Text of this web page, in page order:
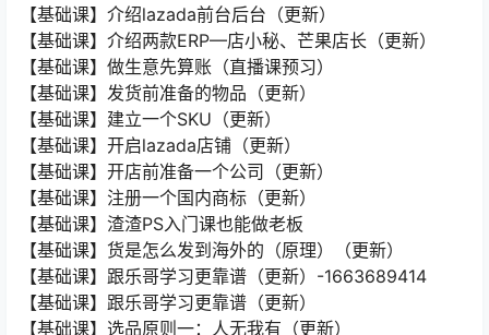
【基础课】介绍lazada前台后台（更新）
【基础课】介绍两款ERP—店小秘、芒果店长（更新）
【基础课】做生意先算账（直播课预习）
【基础课】发货前准备的物品（更新）
【基础课】建立一个SKU（更新）
【基础课】开启lazada店铺（更新）
【基础课】开店前准备一个公司（更新）
【基础课】注册一个国内商标（更新）
【基础课】渣渣PS入门课也能做老板
【基础课】货是怎么发到海外的（原理）（更新）
【基础课】跟乐哥学习更靠谱（更新）-1663689414
【基础课】跟乐哥学习更靠谱（更新）
【基础课】选品原则一：人无我有（更新）